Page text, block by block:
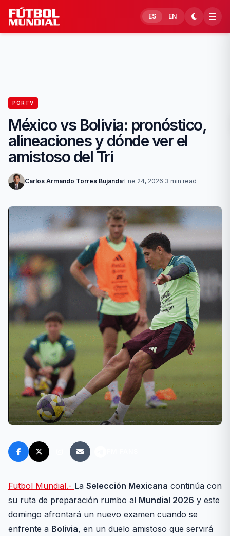
Skip to content
ES EN
PORTV
México vs Bolivia: pronóstico,
alineaciones y dónde ver el
amistoso del Tri
Carlos Armando Torres Bujanda·Ene 24, 2026·3 min read
Futbol Mundial.- La Selección Mexicana continúa con
su ruta de preparación rumbo al Mundial 2026 y este
domingo afrontará un nuevo examen cuando se
enfrente a Bolivia, en un duelo amistoso que servirá